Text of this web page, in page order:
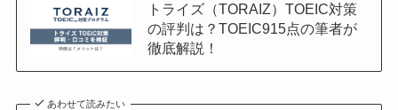
トライズ（TORAIZ）TOEIC対策
の評判は？TOEIC915点の筆者が
徹底解説！
あわせて読みたい